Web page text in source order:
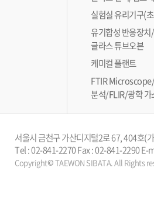
실험실 유리기구(
유기합성 반응장
글라스 튜브오븐
케미컬 플랜트
FTIR
분석/FLIR/광학 가
서울시 금천구 가산디지털2로 67, 404호(
Tel : 02-841-2270 Fax : 02-841-2290
Copyright© TAEWON SIBATA. All Rights